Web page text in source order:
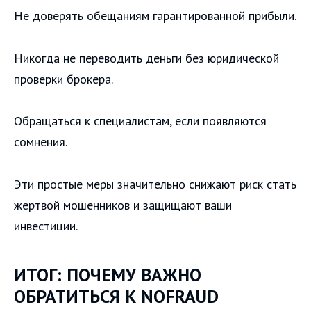
Не доверять обещаниям гарантированной прибыли.
Никогда не переводить деньги без юридической
проверки брокера.
Обращаться к специалистам, если появляются
сомнения.
Эти простые меры значительно снижают риск стать
жертвой мошенников и защищают ваши
инвестиции.
ИТОГ: ПОЧЕМУ ВАЖНО
ОБРАТИТЬСЯ К NOFRAUD